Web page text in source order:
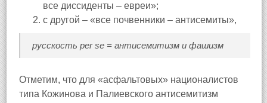
все диссиденты – евреи»;
с другой – «все почвенники – антисемиты»,
русскость per se = антисемитизм и фашизм
Отметим, что для «асфальтовых» националистов
типа Кожинова и Палиевского антисемитизм